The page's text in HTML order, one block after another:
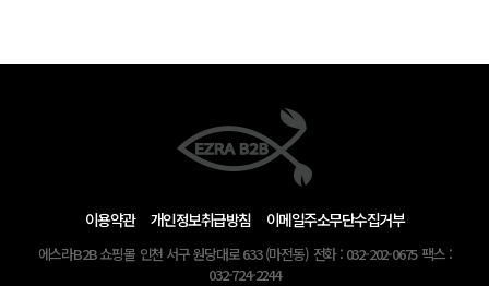
이용약관 개인정보취급방침 이메일주소무단수집거부
에스라B2B 쇼핑몰 인천 서구 원당대로 633 (마전동) 전화 : 032-202-0675 팩스 :
032-724-2244